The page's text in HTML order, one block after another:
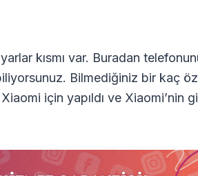
kısmı var. Buradan
Bilmediğiniz bir kaç
için yapıldı ve Xiaomi’nin